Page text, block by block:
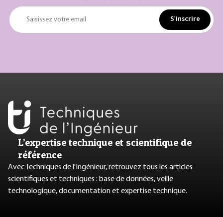
Saisissez votre email S'inscrire
L’expertise technique et scientifique de
référence
Avec Techniques de l'Ingénieur, retrouvez tous les articles
scientifiques et techniques : base de données, veille
technologique, documentation et expertise technique.